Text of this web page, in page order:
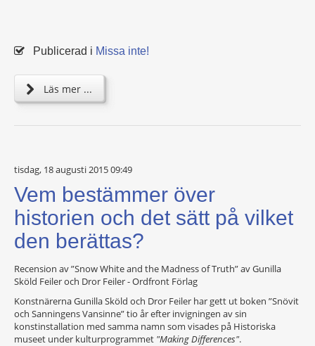
Publicerad i Missa inte!
Läs mer ...
tisdag, 18 augusti 2015 09:49
Vem bestämmer över
historien och det sätt på vilket
den berättas?
Recension av ”Snow White and the Madness of Truth” av Gunilla
Sköld Feiler och Dror Feiler - Ordfront Förlag
Konstnärerna Gunilla Sköld och Dror Feiler har gett ut boken ”Snövit
och Sanningens Vansinne” tio år efter invigningen av sin
konstinstallation med samma namn som visades på Historiska
museet under kulturprogrammet "Making Differences".